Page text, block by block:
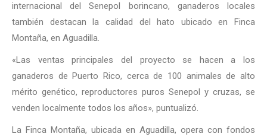
internacional del Senepol borincano, ganaderos locales
también destacan la calidad del hato ubicado en Finca
Montaña, en Aguadilla.
«Las ventas principales del proyecto se hacen a los
ganaderos de Puerto Rico, cerca de 100 animales de alto
mérito genético, reproductores puros Senepol y cruzas, se
venden localmente todos los años», puntualizó.
La Finca Montaña, ubicada en Aguadilla, opera con fondos